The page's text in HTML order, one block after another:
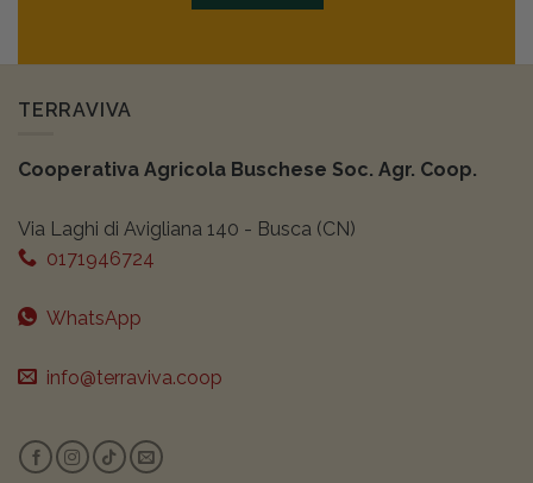
TERRAVIVA
Cooperativa Agricola Buschese Soc. Agr. Coop.
Via Laghi di Avigliana 140 - Busca (CN)
0171946724
WhatsApp
info@terraviva.coop